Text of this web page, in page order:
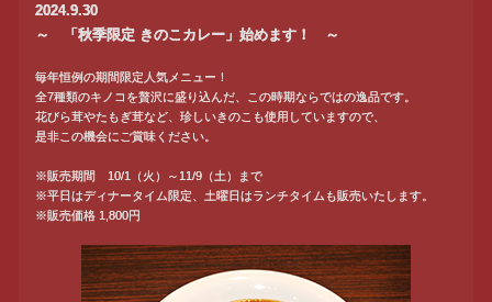
2024.9.30
～ 「秋季限定 きのこカレー」始めます！ ～
毎年恒例の期間限定人気メニュー！
全7種類のキノコを贅沢に盛り込んだ、この時期ならではの逸品です。
花びら茸やたもぎ茸など、珍しいきのこも使用していますので、
是非この機会にご賞味ください。
※販売期間 10/1（火）～11/9（土）まで
※平日はディナータイム限定、土曜日はランチタイムも販売いたします。
※販売価格 1,800円